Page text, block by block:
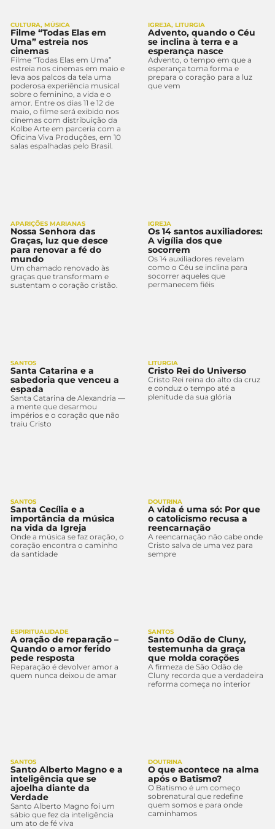
CULTURA, MÚSICA
Filme “Todas Elas em
Uma” estreia nos
cinemas
Filme “Todas Elas em Uma”
estreia nos cinemas em maio e
leva aos palcos da tela uma
poderosa experiência musical
sobre o feminino, a vida e o
amor. Entre os dias 11 e 12 de
maio, o filme será exibido nos
cinemas com distribuição da
Kolbe Arte em parceria com a
Oficina Viva Produções, em 10
salas espalhadas pelo Brasil.
IGREJA, LITURGIA
Advento, quando o Céu
se inclina à terra e a
esperança nasce
Advento, o tempo em que a
esperança toma forma e
prepara o coração para a luz
que vem
APARIÇÕES MARIANAS
Nossa Senhora das
Graças, luz que desce
para renovar a fé do
mundo
Um chamado renovado às
graças que transformam e
sustentam o coração cristão.
IGREJA
Os 14 santos auxiliadores:
A vigília dos que
socorrem
Os 14 auxiliadores revelam
como o Céu se inclina para
socorrer aqueles que
permanecem fiéis
SANTOS
Santa Catarina e a
sabedoria que venceu a
espada
Santa Catarina de Alexandria —
a mente que desarmou
impérios e o coração que não
traiu Cristo
LITURGIA
Cristo Rei do Universo
Cristo Rei reina do alto da cruz
e conduz o tempo até a
plenitude da sua glória
SANTOS
Santa Cecília e a
importância da música
na vida da Igreja
Onde a música se faz oração, o
coração encontra o caminho
da santidade
DOUTRINA
A vida é uma só: Por que
o catolicismo recusa a
reencarnação
A reencarnação não cabe onde
Cristo salva de uma vez para
sempre
ESPIRITUALIDADE
A oração de reparação –
Quando o amor ferido
pede resposta
Reparação é devolver amor a
quem nunca deixou de amar
SANTOS
Santo Odão de Cluny,
testemunha da graça
que molda corações
A firmeza de São Odão de
Cluny recorda que a verdadeira
reforma começa no interior
SANTOS
Santo Alberto Magno e a
inteligência que se
ajoelha diante da
Verdade
Santo Alberto Magno foi um
sábio que fez da inteligência
um ato de fé viva
DOUTRINA
O que acontece na alma
após o Batismo?
O Batismo é um começo
sobrenatural que redefine
quem somos e para onde
caminhamos